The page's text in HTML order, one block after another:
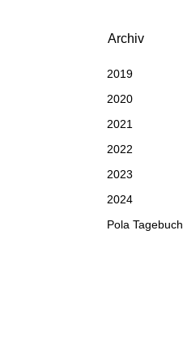
Archiv
2019
2020
2021
2022
2023
2024
Pola Tagebuch